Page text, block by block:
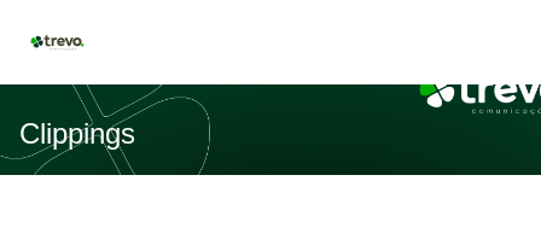
Clippings